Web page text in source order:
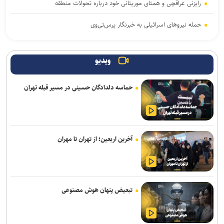
رایزنی عراقچی و همتای موریتانی خود درباره تحولات منطقه
حمله نیروهای اسرائیلی به خبرنگار پرس‌تی‌وی
پنتاگون با افشای کمبود تسلیحات نشست برگزار می‌کند
انفجار در حومه دمشق چند کشته و زخمی برجا گذاشت
برگزاری مجمع آژانس انرژی اتمی اوایل شهریور در آمریکا
یمن: نقشه عربستان برای حمله به صنعاء را در نطفه خفه کردیم
پیام هشدار مقاومت یمن به ریاض
قدردانی از حضور حماسی ملت مبعوث شده در راهپیمایی اربعین
ترامپ با تهدید افشاگران، بحران مهمات آمریکا را انکار کرد
ویدیو
حماسه دلدادگان حسینی در مسیر قبله تهران
آخرین اربعین؛ از تهران تا مهران
تبعیض پنهان هوش مصنوعی